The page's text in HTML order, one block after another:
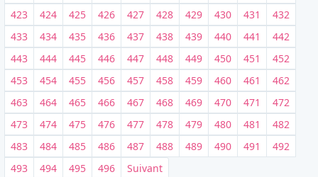
423
424 425 426 427 428 429 430 431
432
433
434 435 436 437 438 439 440 441
442
443
444 445 446 447 448 449 450 451
452
453
454 455 456 457 458 459 460 461
462
463
464 465 466 467 468 469 470 471
472
473
474 475 476 477 478 479 480 481
482
483
484 485 486 487 488 489 490 491
492
493
494 495 496 Suivant